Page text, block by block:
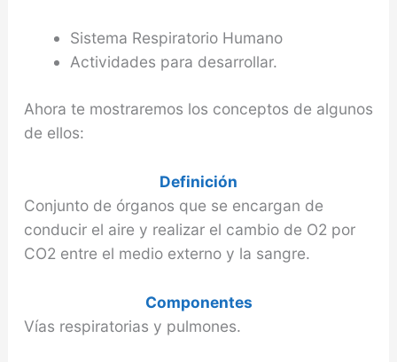
Sistema Respiratorio Humano
Actividades para desarrollar.
Ahora te mostraremos los conceptos de algunos
de ellos:
Definición
Conjunto de órganos que se encargan de
conducir el aire y realizar el cambio de O2 por
CO2 entre el medio externo y la sangre.
Componentes
Vías respiratorias y pulmones.